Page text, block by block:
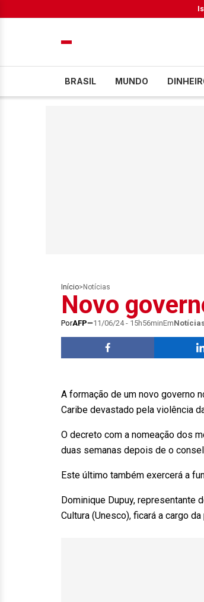
BRASIL MUNDO
Início> Notícias
Novo
PorAFP 11/06/24 - 15h56minEm
A formação de um novo governo
Caribe devastado pela violência
O decreto com a nomeação dos
duas semanas depois de o
Este último também exercerá a
Dominique Dupuy, representante
Cultura (Unesco), ficará a cargo